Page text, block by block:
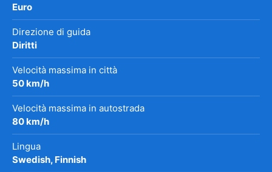
Euro
Direzione di guida
Diritti
Velocità massima in città
50 km/h
Velocità massima in autostrada
80 km/h
Lingua
Swedish, Finnish